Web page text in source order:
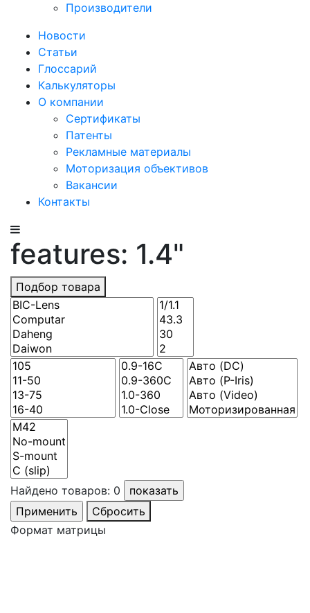
Производители
Новости
Статьи
Глоссарий
Калькуляторы
О компании
Сертификаты
Патенты
Рекламные материалы
Моторизация объективов
Вакансии
Контакты
features: 1.4"
Подбор товара
Найдено товаров: 0
Сбросить
Формат матрицы